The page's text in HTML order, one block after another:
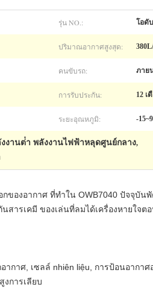
รุ่น NO.: โอดั
ปริมาณอากาศสูงสุด:
คนขับรถ: ภาย
การรับประกัน: 12 เ
ระยะอุณหภูมิ: -
งานต่ํา พลังงานไฟฟ้าหลุดศูนย์กลาง,
องอากาศ ที่ทําใน OWB7040 ปัจจุบัน
ารเคมี ของเล่นที่ลมได้เครื่องหายใจ
กาศ, เซลล์ nhiên liệu, การป้อนอากา
การเลียบ